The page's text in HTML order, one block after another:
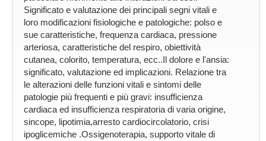
Significato e valutazione dei principali segni vitali e
loro modificazioni fisiologiche e patologiche: polso e
sue caratteristiche, frequenza cardiaca, pressione
arteriosa, caratteristiche del respiro, obiettività
cutanea, colorito, temperatura, ecc..Il dolore e l'ansia:
significato, valutazione ed implicazioni. Relazione tra
le alterazioni delle funzioni vitali e sintomi delle
patologie più frequenti e più gravi: insufficienza
cardiaca ed insufficienza respiratoria di varia origine,
sincope, lipotimia,arresto cardiocircolatorio, crisi
ipoglicemiche .Ossigenoterapia, supporto vitale di